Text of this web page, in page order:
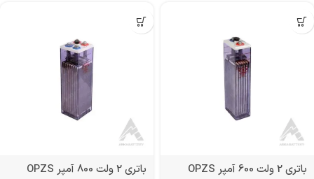
باتری 2 ولت 600 آمپر OPZS باتری 2 ولت 800 آمپر OPZS